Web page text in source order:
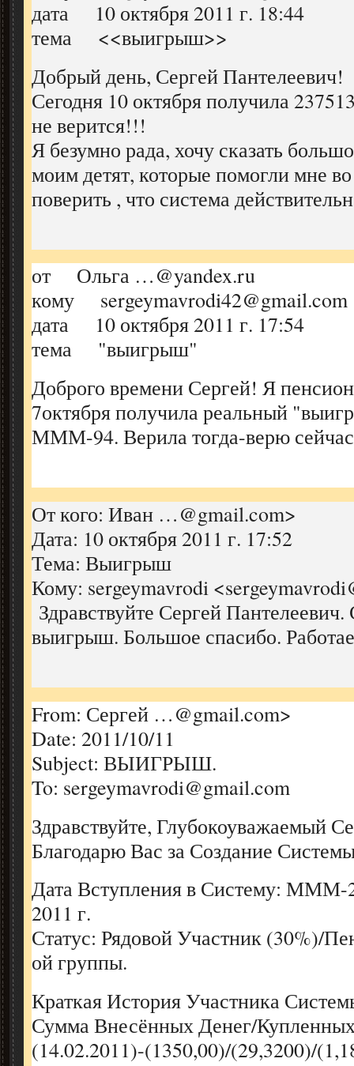
дата 10 октября 2011 г. 18:44
тема <<выигрыш>>
Добрый день, Сергей Пантелеевич!
Сегодня 10 октября получила
не верится!!!
Я безумно рада, хочу сказать
моим детят, которые помогли мне
поверить , что система
от Ольга …@yandex.ru
кому sergeymavrodi42@gmail.com
дата 10 октября 2011 г. 17:54
тема "выигрыш"
Доброго времени Сергей! Я
7октября получила реальный
МММ-94. Верила тогда-верю
От кого: Иван …@gmail.com>
Дата: 10 октября 2011 г. 17:52
Тема: Выигрыш
Кому: sergeymavrodi
Здравствуйте Сергей
выигрыш. Большое спасибо.
From: Сергей …@gmail.com>
Date: 2011/10/11
Subject: ВЫИГРЫШ.
To: sergeymavrodi@gmail.com
Здравствуйте, Глубокоуважаемый
Благодарю Вас за Создание
Дата Вступления в Систему: МММ-
2011 г.
Статус: Рядовой Участник (30%)/
ой группы.
Краткая История Участника
Сумма Внесённых Денег/
(14.02.2011)-(1350,00)/(29,3200)/